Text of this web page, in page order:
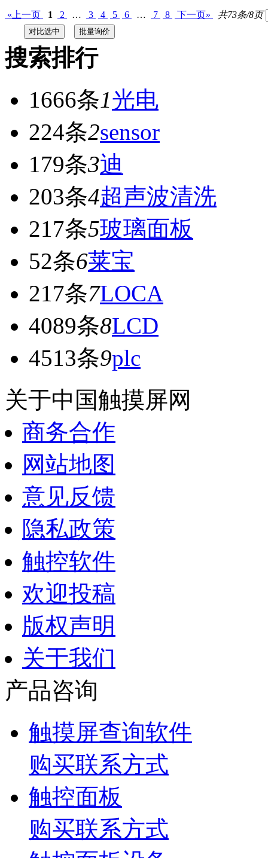
«上一页 1 2 … 3 4 5 6 … 7 8 下一页» 共73条/8页
搜索排行
1666条1光电
224条2sensor
179条3迪
203条4超声波清洗
217条5玻璃面板
52条6莱宝
217条7LOCA
4089条8LCD
4513条9plc
关于中国触摸屏网
商务合作
网站地图
意见反馈
隐私政策
触控软件
欢迎投稿
版权声明
关于我们
产品咨询
触摸屏查询软件
购买联系方式
触控面板
购买联系方式